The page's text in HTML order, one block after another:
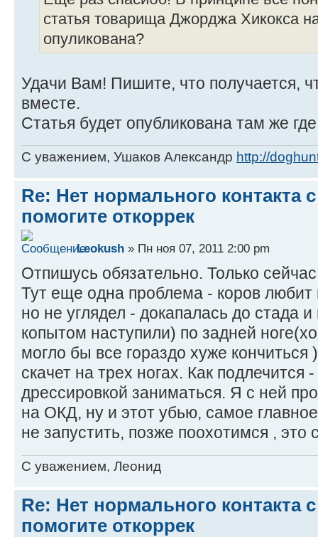
статья товарища Джорджа Хикокса
опуликована?
Удачи Вам! Пишите, что получается,
вместе.
Статья будет опубликована там же
С уважением, Ушаков Александр http://
Re: Нет нормального контакта
помогите откоррек
Leokush » Пн ноя 07, 2011 2:00 pm
Отпишусь обязательно. Только
Тут еще одна проблема - коров любит
но не углядел - докапалась до стада
копытом наступили) по задней
могло бы все гораздо хуже
скачет на трех ногах. Как подлечится
дрессировкой заниматься. Я с ней
на ОКД, ну и этот убью, самое
не запустить, позже поохотимся , это
C уважением, Леонид
Re: Нет нормального контакта
помогите откоррек